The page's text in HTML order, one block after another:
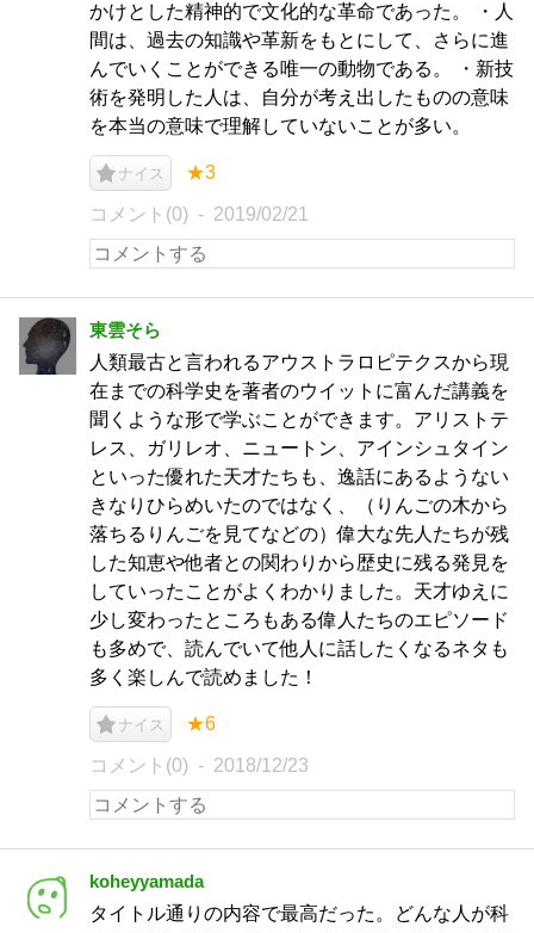
かけとした精神的で文化的な革命であった。 ・人
間は、過去の知識や革新をもとにして、さらに進
んでいくことができる唯一の動物である。 ・新技
術を発明した人は、自分が考え出したものの意味
を本当の意味で理解していないことが多い。
ナイス ★3
コメント(0) 2019/02/21
東雲そら
人類最古と言われるアウストラロピテクスから現
在までの科学史を著者のウイットに富んだ講義を
聞くような形で学ぶことができます。アリストテ
レス、ガリレオ、ニュートン、アインシュタイン
といった優れた天才たちも、逸話にあるようない
きなりひらめいたのではなく、（りんごの木から
落ちるりんごを見てなどの）偉大な先人たちが残
した知恵や他者との関わりから歴史に残る発見を
していったことがよくわかりました。天才ゆえに
少し変わったところもある偉人たちのエピソード
も多めで、読んでいて他人に話したくなるネタも
多く楽しんで読めました！
ナイス ★6
コメント(0) 2018/12/23
koheyyamada
タイトル通りの内容で最高だった。どんな人が科